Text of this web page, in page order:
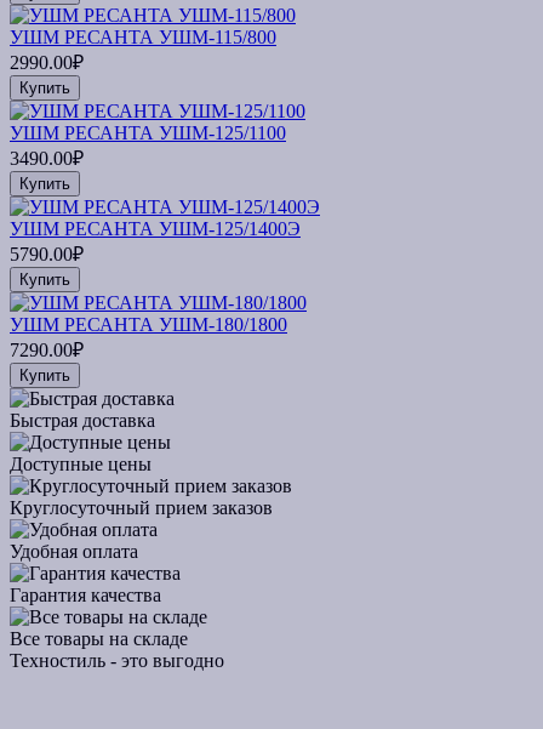
УШМ РЕСАНТА УШМ-115/800
2990.00₽
Купить
УШМ РЕСАНТА УШМ-125/1100
3490.00₽
Купить
УШМ РЕСАНТА УШМ-125/1400Э
5790.00₽
Купить
УШМ РЕСАНТА УШМ-180/1800
7290.00₽
Купить
Быстрая доставка
Доступные цены
Круглосуточный прием заказов
Удобная оплата
Гарантия качества
Все товары на складе
Техностиль - это выгодно